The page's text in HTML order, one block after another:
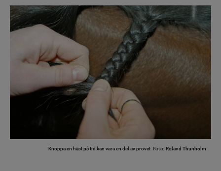
Knoppa en häst på tid kan vara en del av provet. Foto: Roland Thunholm